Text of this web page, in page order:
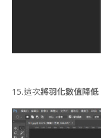
15.這次將羽化數值降低